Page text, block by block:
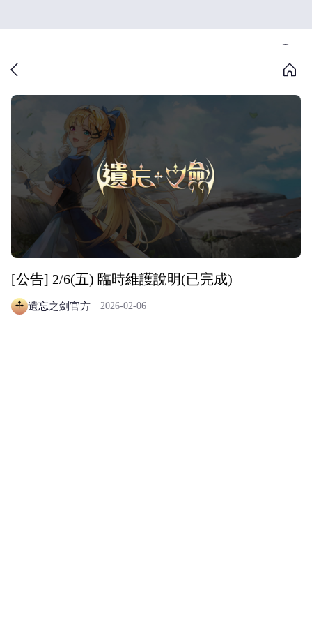
[公告] 2/6(五) 臨時維護說明(已完成)
遺忘之劍官方 2026-02-06